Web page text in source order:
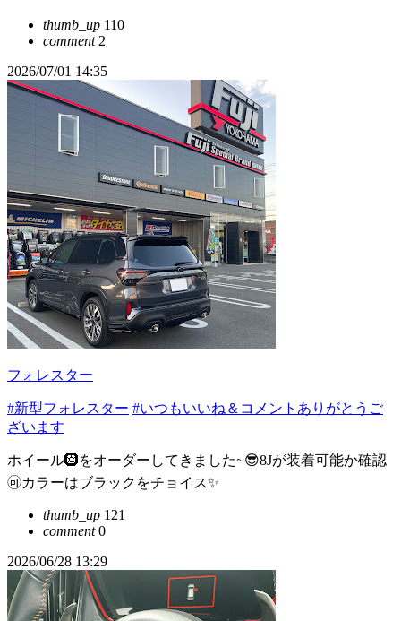
thumb_up 110
comment2
2026/07/01 14:35
フォレスター
#新型フォレスター #いつもいいね＆コメントありがとうご
ざいます
ホイール🛞をオーダーしてきました~😎8Jが装着可能か確認
🉑カラーはブラックをチョイス✨
thumb_up 121
comment0
2026/06/28 13:29